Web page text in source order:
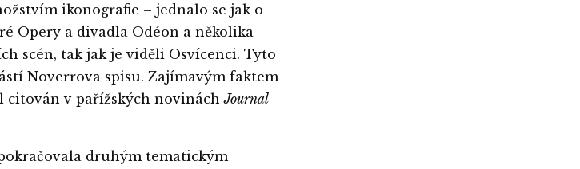
ikonografie – jednalo se jak o
Opery a divadla Odéon a několika
scén, tak jak je viděli Osvícenci. Tyto
Noverrova spisu. Zajímavým faktem
citován v pařížských novináchJournal
druhým tematickým